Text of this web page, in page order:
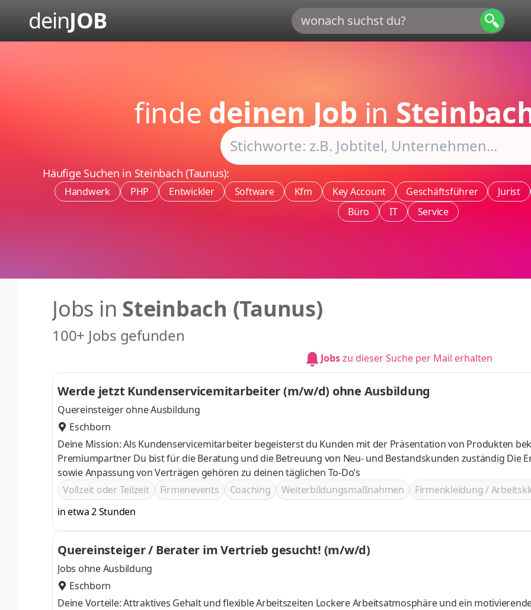
deinJOB
finde deinen Job in
Häufige Suchen in Steinbach (Taunus):
Handwerk PHP Entwickler Software Kfm Key Account Geschäftsführer Jurist
Büro
IT Service
Jobs in Steinbach (Taunus)
100+ Jobs gefunden
Jobszu dieser Suche per Mail erhalten
Werde jetzt Kundenservicemitarbeiter (m/w/d) ohne Ausbildung
Quereinsteiger ohne Ausbildung
Eschborn
Deine Mission: Als Kundenservicemitarbeiter begeisterst du Kunden mit der Präsentation von Produkten
Premiumpartner Du bist für die Beratung und die Betreuung von Neu- und Bestandskunden zuständig Die Erstellung
sowie Anpassung von Verträgen gehören zu deinen täglichen To-Do’s
Vollzeit oder Teilzeit
Firmenevents Coaching Weiterbildungsmaßnahmen Firmenkleidung /
in etwa 2 Stunden
Quereinsteiger / Berater im Vertrieb gesucht! (m/w/d)
Jobs ohne Ausbildung
Eschborn
Deine Vorteile: Attraktives Gehalt und flexible Arbeitszeiten Lockere Arbeitsatmosphäre und ein motivierendes Team